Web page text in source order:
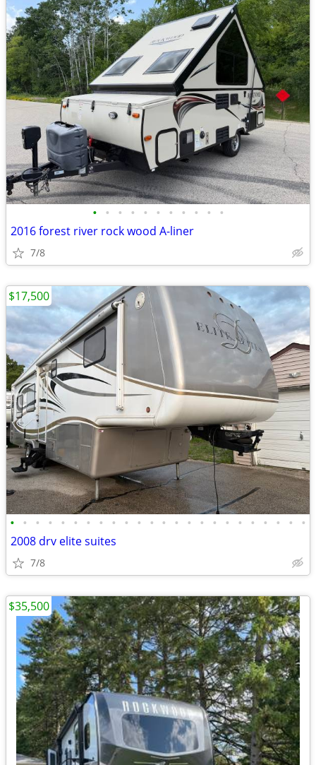
• • • • • • • • • • •
2016 forest river rock wood A-liner
7/8
• • • • • • • • • • • • • • • • • • • • • • • •
2008 drv elite suites
7/8
$17,500
$35,500